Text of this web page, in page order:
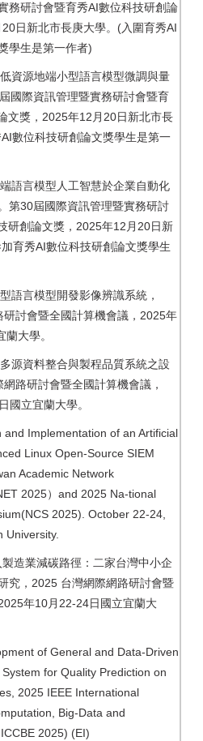
務研討會暨育秀AI數位科技研創論
20 日新北市長庚大學。 (入圍育秀AI
學生是第一作者)
資源地端小型語言模型微調與量
屆國際資訊管理暨實務研討會暨育
文獎， 2025年12 月 20 日新北市長
AI數位科技研創論文獎學生是第一
語言模型人工智慧於企業自動化
第30屆國際資訊管理暨實務研討
研創論文獎， 2025年12 月 20 日新
育秀AI數位科技研創論文獎學生
語言模型開發影像辨識系統，
討會暨全國計算機會議， 2025年
蘭大學。
源資料整合與製程品質系統之設
網路研討會暨全國計算機會議，
日國立宜蘭大學。
and Implementation of an Artificial
Linux Open-Source SIEM
Academic Network
2025） and 2025 Na-tional
2025). October 22-24,
University.
製造業減碳路徑：二家台灣中小企
究， 2025 台灣網際網路研討會暨
年10月 22-24 日國立宜蘭大
of General and Data-Driven
for Quality Prediction on
2025 IEEE International
Big-Data and
2025) (EI)